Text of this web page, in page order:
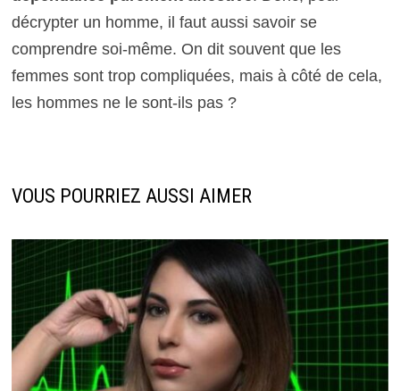
décrypter un homme, il faut aussi savoir se
comprendre soi-même. On dit souvent que les
femmes sont trop compliquées, mais à côté de cela,
les hommes ne le sont-ils pas ?
VOUS POURRIEZ AUSSI AIMER